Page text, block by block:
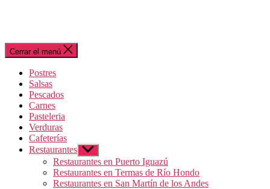
Cerrar el menú
Postres
Salsas
Pescados
Carnes
Pasteleria
Verduras
Cafeterías
Restaurantes Mostrar
el
submenú
Restaurantes en Puerto Iguazú
Restaurantes en Termas de Río Hondo
Restaurantes en San Martín de los Andes